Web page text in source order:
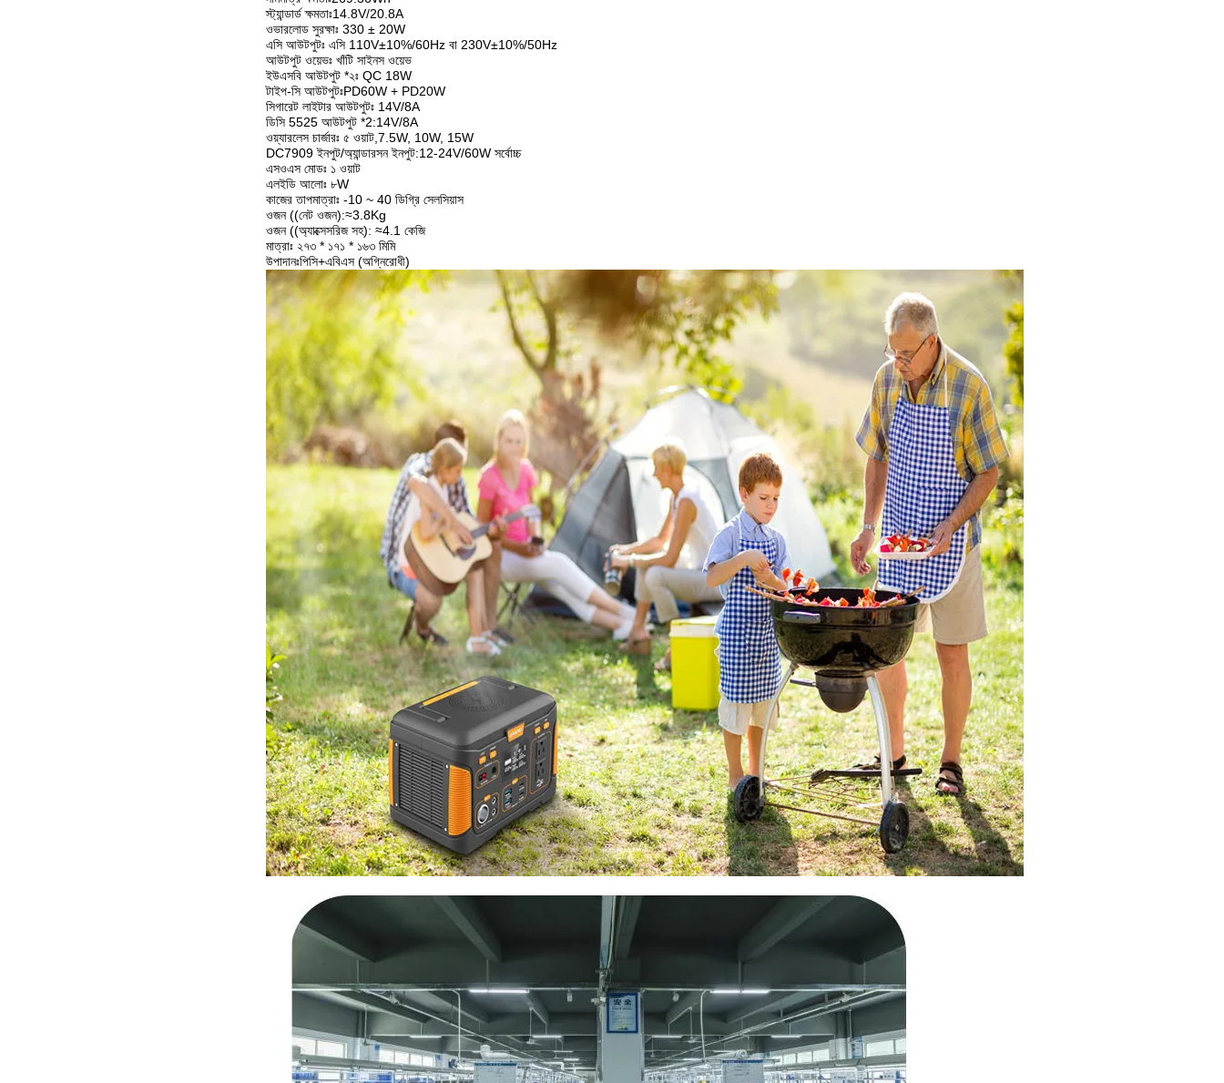
স্ট্যান্ডার্ড ক্ষমতাঃ14.8V/20.8A
ওভারলোড সুরক্ষাঃ 330 ± 20W
এসি আউটপুটঃ এসি 110V±10%/60Hz বা 230V±10%/50Hz
আউটপুট ওয়েভঃ খাঁটি সাইনস ওয়েভ
ইউএসবি আউটপুট *২ঃ QC 18W
টাইপ-সি আউটপুটঃPD60W + PD20W
সিগারেট লাইটার আউটপুটঃ 14V/8A
ডিসি 5525 আউটপুট *2:14V/8A
ওয়্যারলেস চার্জারঃ ৫ ওয়াট,7.5W, 10W, 15W
DC7909 ইনপুট/অ্যান্ডারসন ইনপুট:12-24V/60W সর্বোচ্চ
এসওএস মোডঃ ১ ওয়াট
এলইডি আলোঃ ৮W
কাজের তাপমাত্রাঃ -10 ~ 40 ডিগ্রি সেলসিয়াস
ওজন ((নেট ওজন):≈3.8Kg
ওজন ((অ্যাক্সেসরিজ সহ): ≈4.1 কেজি
মাত্রাঃ ২৭৩ * ১৭১ * ১৬৩ মিমি
উপাদানঃপিসি+এবিএস (অগ্নিরোধী)